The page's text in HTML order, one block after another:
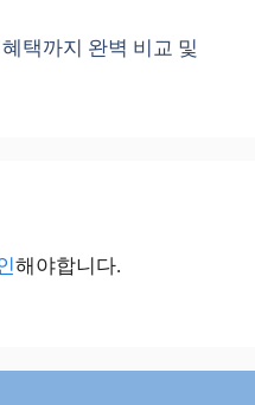
택까지 완벽 비교 및
해야합니다.